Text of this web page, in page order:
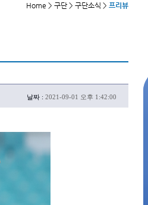
Home > 구단 > 구단소식 > 프리뷰
날짜 : 2021-09-01 오후 1:42:00